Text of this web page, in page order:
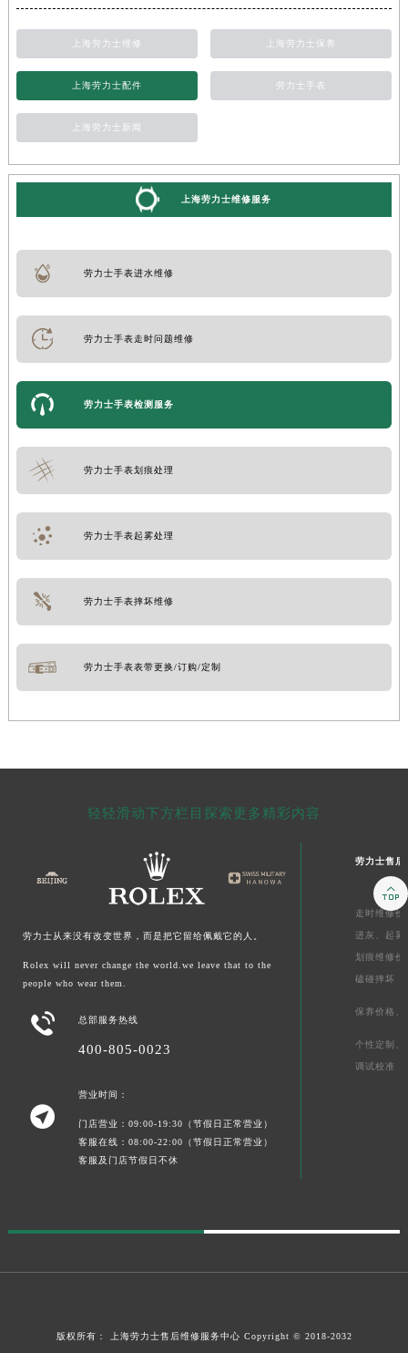
上海劳力士维修 上海劳力士保养
上海劳力士配件 劳力士手表
上海劳力士新闻
上海劳力士维修服务
劳力士手表进水维修
劳力士手表走时问题维修
劳力士手表检测服务
劳力士手表划痕处理
劳力士手表起雾处理
劳力士手表摔坏维修
劳力士手表表带更换/订购/定制
轻轻滑动下方栏目探索更多精彩内容
劳力士从来没有改变世界，而是把它留给佩戴它的人。
Rolex will never change the world.we leave that to the
people who wear them.
 总部服务热线
400-805-0023

营业时间：
门店营业：09:00-19:30（节假日正常营业）
客服在线：08:00-22:00（节假日正常营业）
客服及门店节假日不休
劳力士售后
走时维修价
进灰、 起雾
划痕维修价
磕碰摔坏
保养价格、
个性定制、
调试校准
版权所有： 上海劳力士售后维修服务中心 Copyright © 2018-2032
